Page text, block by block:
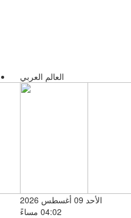
العالم العربي
الأحد 09 أغسطس 2026
04:02 مساءً